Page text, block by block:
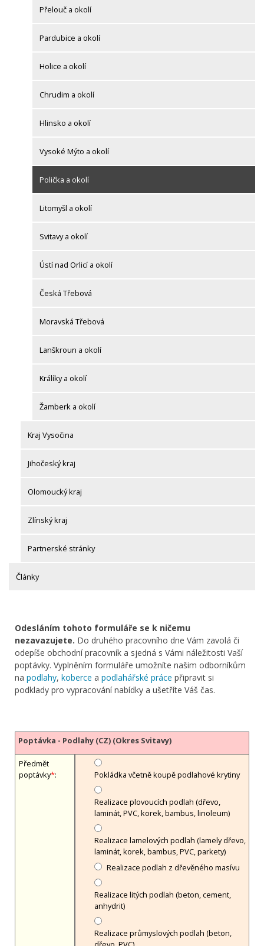
Přelouč a okolí
Pardubice a okolí
Holice a okolí
Chrudim a okolí
Hlinsko a okolí
Vysoké Mýto a okolí
Polička a okolí
Litomyšl a okolí
Svitavy a okolí
Ústí nad Orlicí a okolí
Česká Třebová
Moravská Třebová
Lanškroun a okolí
Králíky a okolí
Žamberk a okolí
Kraj Vysočina
Jihočeský kraj
Olomoucký kraj
Zlínský kraj
Partnerské stránky
Články
Odesláním tohoto formuláře se k ničemu
nezavazujete. Do druhého pracovního dne Vám zavolá či
odepíše obchodní pracovník a sjedná s Vámi náležitosti Vaší
poptávky. Vyplněním formuláře umožníte našim odborníkům
na podlahy, koberce a podlahářské práce připravit si
podklady pro vypracování nabídky a ušetříte Váš čas.
Poptávka - Podlahy (CZ) (Okres Svitavy)
Předmět
poptávky*: Pokládka včetně koupě podlahové krytiny
Realizace plovoucích podlah (dřevo,
laminát, PVC, korek, bambus, linoleum)
Realizace lamelových podlah (lamely dřevo,
laminát, korek, bambus, PVC, parkety)
Realizace podlah z dřevěného masívu
Realizace litých podlah (beton, cement,
anhydrit)
Realizace průmyslových podlah (beton,